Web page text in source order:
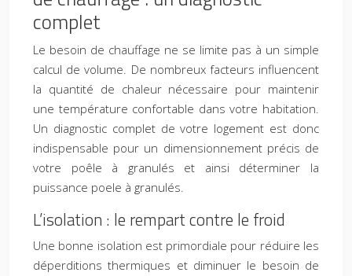
complet
Le besoin de chauffage ne se limite pas à un simple
calcul de volume. De nombreux facteurs influencent
la quantité de chaleur nécessaire pour maintenir
une température confortable dans votre habitation.
Un diagnostic complet de votre logement est donc
indispensable pour un dimensionnement précis de
votre poêle à granulés et ainsi déterminer la
puissance poele à granulés.
L’isolation : le rempart contre le froid
Une bonne isolation est primordiale pour réduire les
déperditions thermiques et diminuer le besoin de